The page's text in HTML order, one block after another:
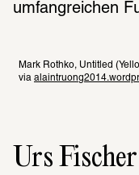
umfangreichen
Mark Rothko, Untitled
via
Urs Fischer